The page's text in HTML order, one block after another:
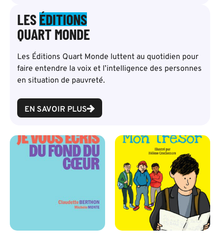
LESÉDITIONS
QUART MONDE
Les Éditions Quart Monde luttent au quotidien pour
faire entendre la voix et l’intelligence des personnes
en situation de pauvreté.
EN SAVOIR PLUS